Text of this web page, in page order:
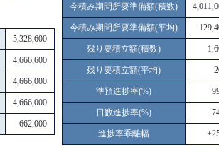
5,328,600
4,666,600
4,666,000
4,666,000
662,000
今積み期間所要準備額(積数)
今積み期間所要準備額(平均)
残り要積立額(積数)
残り要積立額(平均)
準預進捗率(%)
日数進捗率(%)
進捗率乖離幅